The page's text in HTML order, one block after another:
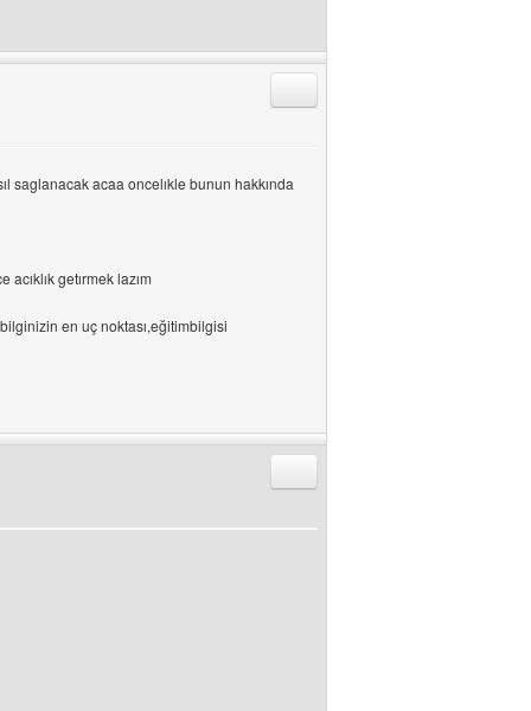
saglanacak acaa oncelıkle bunun hakkında
acıklık getırmek lazım
en uç noktası,eğitimbilgisi